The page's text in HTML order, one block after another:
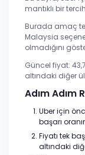
mantıklı bir
Burada amaç
Malaysia
olmadığını
Güncel fiyat:
altındaki diğer
Adım Adım
Uber için
başarı
Fiyatı tek
altındaki